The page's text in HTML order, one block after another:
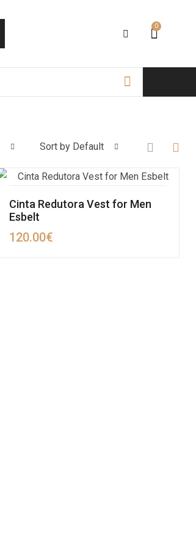
0
Sort by Default
Cinta Redutora Vest for Men
Esbelt
120.00€